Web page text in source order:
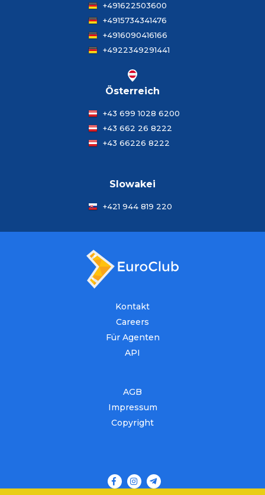
+491622503600
+4915734341476
+4916090416166
+4922349291441
Österreich
+43 699 1028 6200
+43 662 26 8222
+43 66226 8222
Slowakei
+421 944 819 220
Kontakt
Careers
Für Agenten
API
AGB
Impressum
Copyright